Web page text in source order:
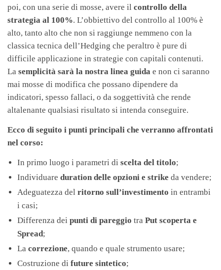
poi, con una serie di mosse, avere il controllo della
strategia al 100%. L’obbiettivo del controllo al 100% è
alto, tanto alto che non si raggiunge nemmeno con la
classica tecnica dell’Hedging che peraltro è pure di
difficile applicazione in strategie con capitali contenuti.
La semplicità sarà la nostra linea guida e non ci saranno
mai mosse di modifica che possano dipendere da
indicatori, spesso fallaci, o da soggettività che rende
altalenante qualsiasi risultato si intenda conseguire.
Ecco di seguito i punti principali che verranno affrontati
nel corso:
In primo luogo i parametri di scelta del titolo;
Individuare duration delle opzioni e strike da vendere;
Adeguatezza del ritorno sull’investimento in entrambi
i casi;
Differenza dei punti di pareggio tra Put scoperta e
Spread;
La correzione, quando e quale strumento usare;
Costruzione di future sintetico;